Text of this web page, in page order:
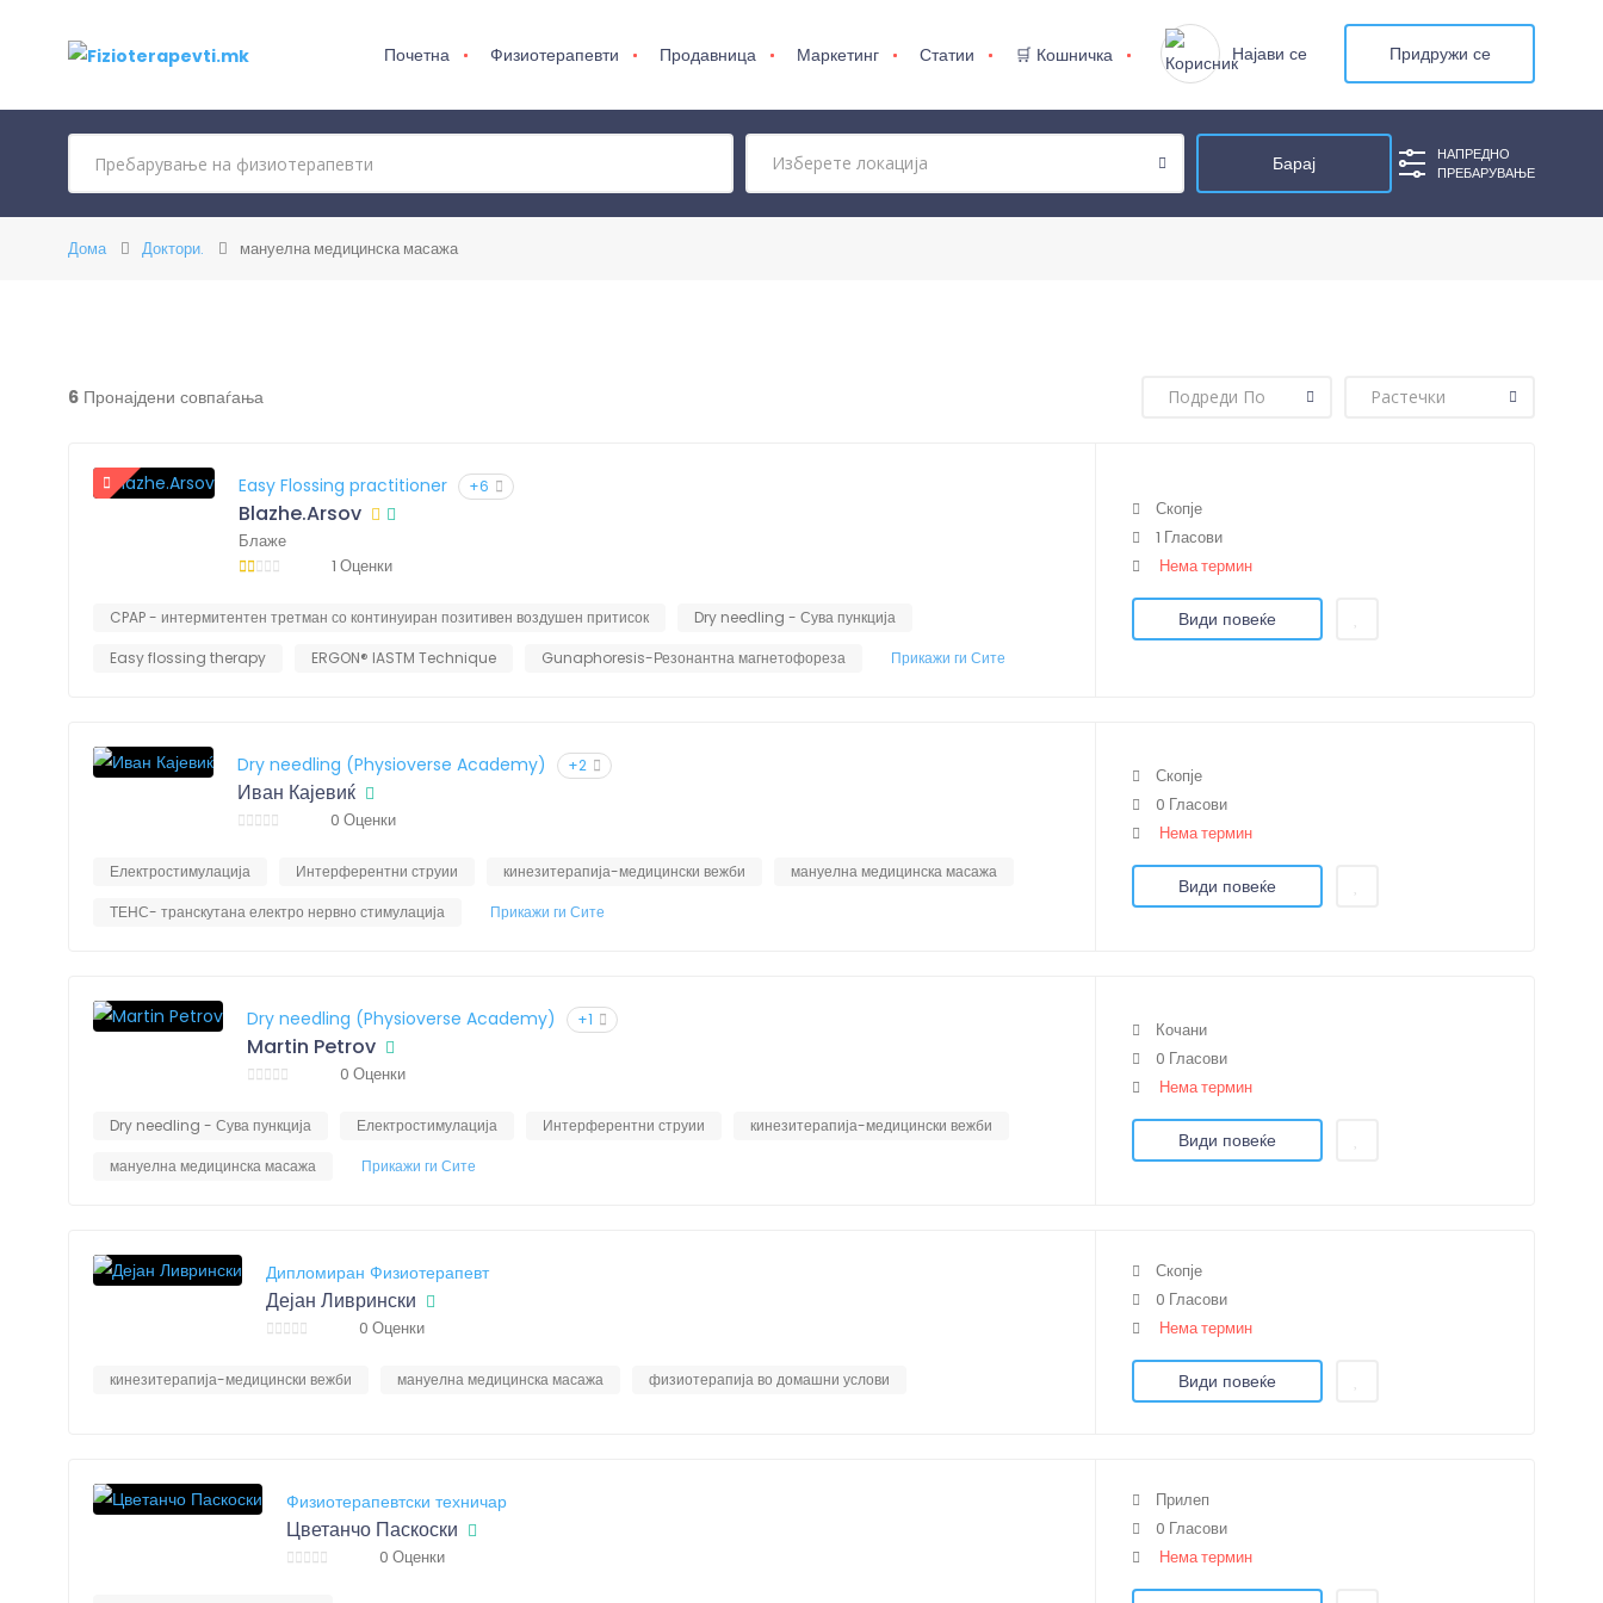
Почетна Физиотерапевти Продавница Маркетинг Статии 🛒 Кошничка Најави се Придружи се
НАПРЕДНО
ПРЕБАРУВАЊЕ
Дома Доктори. мануелна медицинска масажа
6 Пронајдени совпаѓања
Easy Flossing practitioner +6
Blazhe.Arsov
Блаже
1 Оценки
CPAP - интермитентен третман со континуиран позитивен воздушен притисок
Dry needling - Сува пункција
Easy flossing therapy
ERGON® IASTM Technique Gunaphoresis-Резонантна магнетофореза Прикажи ги Сите
Скопје
1 Гласови
Нема термин
Види повеќе
Dry needling (Physioverse Academy) +2
Иван Кајевиќ
0 Оценки
Електростимулација Интерферентни струии кинезитерапија-медицински вежби
мануелна медицинска масажа
ТЕНС- транскутана електро нервно стимулација
Прикажи ги Сите
Скопје
0 Гласови
Нема термин
Види повеќе
Dry needling (Physioverse Academy) +1
Martin Petrov
0 Оценки
Dry needling - Сува пункција Електростимулација Интерферентни струии
кинезитерапија-медицински вежби
мануелна медицинска масажа
Прикажи ги Сите
Кочани
0 Гласови
Нема термин
Види повеќе
Дипломиран Физиотерапевт
Дејан Ливрински
0 Оценки
кинезитерапија-медицински вежби мануелна медицинска масажа физиотерапија во домашни услови
Скопје
0 Гласови
Нема термин
Види повеќе
Физиотерапевтски техничар
Цветанчо Паскоски
0 Оценки
Прилеп
0 Гласови
Нема термин